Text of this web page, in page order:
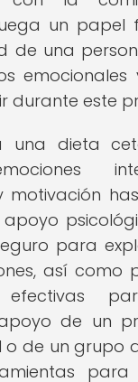
un papel
de una
durante este
una dieta
motivación
apoyo
para
así como
efectivas
de un
o de un grupo
para